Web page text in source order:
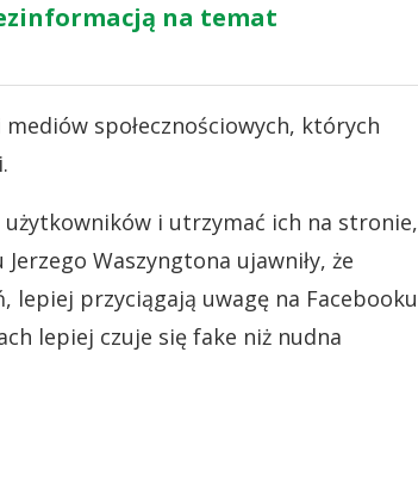
na temat
społecznościowych, których
i utrzymać ich na stronie,
Waszyngtona ujawniły, że
lepiej przyciągają uwagę na Facebooku
lepiej czuje się fake niż nudna